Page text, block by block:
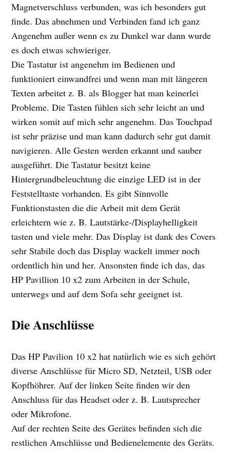
Magnetverschluss verbunden, was ich besonders gut
finde. Das abnehmen und Verbinden fand ich ganz
Angenehm außer wenn es zu Dunkel war dann wurde
es doch etwas schwieriger.
Die Tastatur ist angenehm im Bedienen und
funktioniert einwandfrei und wenn man mit längeren
Texten arbeitet z. B. als Blogger hat man keinerlei
Probleme. Die Tasten fühlen sich sehr leicht an und
wirken somit auf mich sehr angenehm. Das Touchpad
ist sehr präzise und man kann dadurch sehr gut damit
navigieren. Alle Gesten werden erkannt und sauber
ausgeführt. Die Tastatur besitzt keine
Hintergrundbeleuchtung die einzige LED ist in der
Feststelltaste vorhanden. Es gibt Sinnvolle
Funktionstasten die die Arbeit mit dem Gerät
erleichtern wie z. B. Lautstärke-/Displayhelligkeit
tasten und viele mehr. Das Display ist dank des Covers
sehr Stabile doch das Display wackelt immer noch
ordentlich hin und her. Ansonsten finde ich das, das
HP Pavillion 10 x2 zum Arbeiten in der Schule,
unterwegs und auf dem Sofa sehr geeignet ist.
Die Anschlüsse
Das HP Pavilion 10 x2 hat natürlich wie es sich gehört
diverse Anschlüsse für Micro SD, Netzteil, USB oder
Kopfhöhrer. Auf der linken Seite finden wir den
Anschluss für das Headset oder z. B. Lautsprecher
oder Mikrofone.
Auf der rechten Seite des Gerätes befinden sich die
restlichen Anschlüsse und Bedienelemente des Geräts.